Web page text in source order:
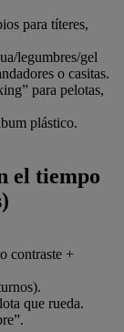
para títeres,
legumbres/gel
o casitas.
para pelotas,
plástico.
el tiempo
contraste +
que rueda.